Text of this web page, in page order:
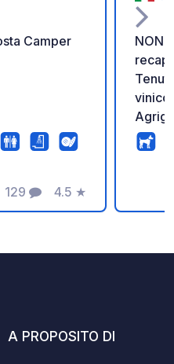
Camper
129
Commenti
4.5
Valutazione
★
NON
dalla
A PROPOSITO DI